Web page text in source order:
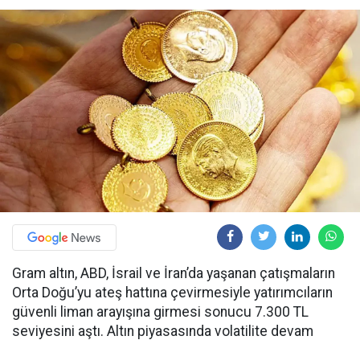
Gram altın, ABD, İsrail ve İran’da yaşanan çatışmaların
Orta Doğu’yu ateş hattına çevirmesiyle yatırımcıların
güvenli liman arayışına girmesi sonucu 7.300 TL
seviyesini aştı. Altın piyasasında volatilite devam